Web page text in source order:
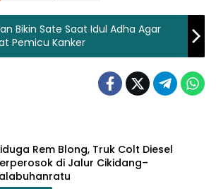
Bikin Sate Saat Idul Adha Agar
Pemicu Kanker
Rem Blong, Truk Colt Diesel
di Jalur Cikidang–